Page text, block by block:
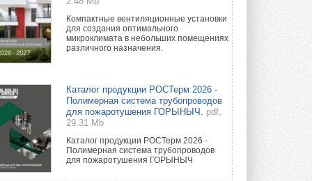
Компактные вентиляционные установки
для создания оптимального
микроклимата в небольших помещениях
различного назначения.
Каталог продукции РОСТерм 2026 -
Полимерная система трубопроводов
для пожаротушения ГОРЫНЫЧ.
pdf,
29.31 Mb
Каталог продукции РОСТерм 2026 -
Полимерная система трубопроводов
для пожаротушения ГОРЫНЫЧ